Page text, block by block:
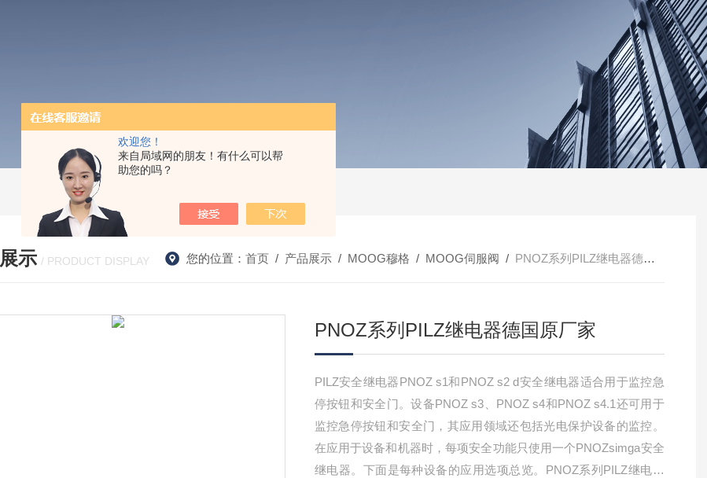
欢迎您！
来自局域网的朋友！有什么可以帮
助您的吗？
示 / PRODUCT DISPLAY 您的位置： 首页/ 产品展示/ MOOG穆格 / MOOG伺服阀 / PNOZ系列PILZ继电器德国原厂家
PNOZ系列PILZ继电器德国原厂家
PILZ安全继电器PNOZ s1和PNOZ s2 d安全继电器适合用于监控急
停按钮和安全门。设备PNOZ s3、PNOZ s4和PNOZ s4.1还可用于
监控急停按钮和安全门，其应用领域还包括光电保护设备的监控。
在应用于设备和机器时，每项安全功能只使用一个PNOZsimga安全
继电器。下面是每种设备的应用选项总览。PNOZ系列PILZ继电器